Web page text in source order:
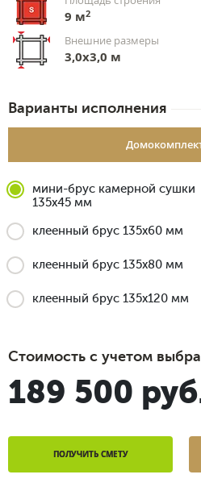
9 м2
Внешние размеры
3,0x3,0 м
Варианты исполнения
мини-брус камерной сушки
135x45 мм
клеенный брус 135x60 мм
клеенный брус 135x80 мм
клеенный брус 135x120 мм
Стоимость с учетом
189 500
ПОЛУЧИТЬ СМЕТУ